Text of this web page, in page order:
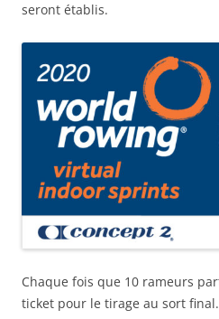
seront établis.
Chaque fois que 10 rameurs
ticket pour le tirage au sort final.